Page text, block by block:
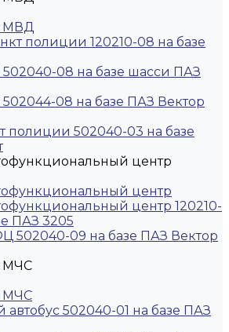
МВД
полиции 120210-08 на базе
08 на базе шасси ПАЗ
08 на базе ПАЗ Вектор
полиции 502040-03 на базе
центр
центр
центр 120210-
ПАЗ 3205
09 на базе ПАЗ Вектор
МЧС
МЧС
автобус 502040-01 на базе ПАЗ